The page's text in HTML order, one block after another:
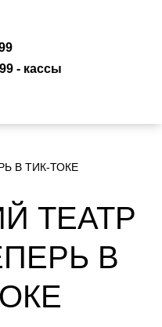
- кассы
В ТИК-ТОКЕ
ТЕ­АТР
В